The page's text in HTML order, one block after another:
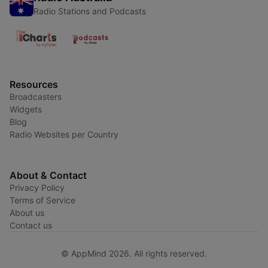
Radio Stations and Podcasts
Resources
Broadcasters
Widgets
Blog
Radio Websites per Country
About & Contact
Privacy Policy
Terms of Service
About us
Contact us
© AppMind 2026. All rights reserved.